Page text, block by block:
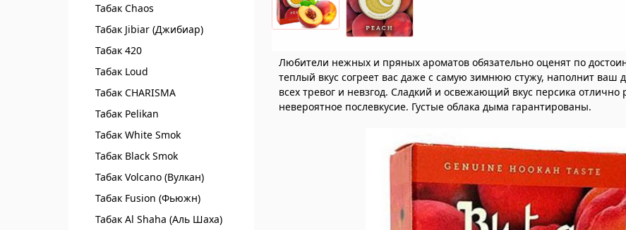
Табак Chaos
Табак Jibiar (Джибиар)
Табак 420
Табак Loud
Табак CHARISMA
Табак Pelikan
Табак White Smok
Табак Black Smok
Табак Volcano (Вулкан)
Табак Fusion (Фьюжн)
Табак Al Shaha (Аль Шаха)
Любители нежных и пряных ароматов обязательно оценят по
теплый вкус согреет вас даже с самую зимнюю стужу, наполнит ваш
всех тревог и невзгод. Сладкий и освежающий вкус персика отлично
невероятное послевкусие. Густые облака дыма гарантированы.